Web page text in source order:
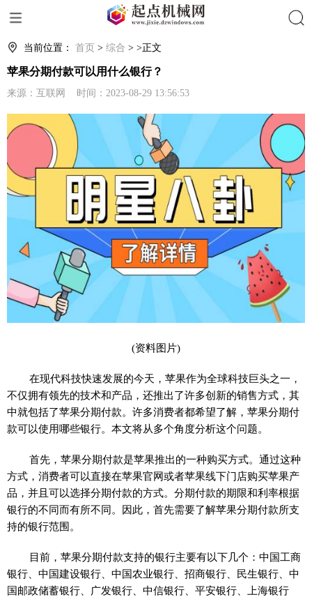
当前位置： 首页 > 综合 > >正文
苹果分期付款可以用什么银行？
来源：互联网 时间：2023-08-29 13:56:53
(资料图片)
在现代科技快速发展的今天，苹果作为全球科技巨头之一，
不仅拥有领先的技术和产品，还推出了许多创新的销售方式，其
中就包括了苹果分期付款。许多消费者都希望了解，苹果分期付
款可以使用哪些银行。本文将从多个角度分析这个问题。
首先，苹果分期付款是苹果推出的一种购买方式。通过这种
方式，消费者可以直接在苹果官网或者苹果线下门店购买苹果产
品，并且可以选择分期付款的方式。分期付款的期限和利率根据
银行的不同而有所不同。因此，首先需要了解苹果分期付款所支
持的银行范围。
目前，苹果分期付款支持的银行主要有以下几个：中国工商
银行、中国建设银行、中国农业银行、招商银行、民生银行、中
国邮政储蓄银行、广发银行、中信银行、平安银行、上海银行